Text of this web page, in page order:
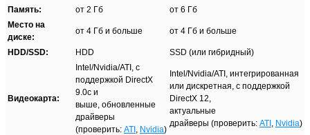
Память: от 2 Гб
от 6 Гб
Место на
диске:
от 4 Гб и больше от 4 Гб и больше
HDD/SSD: HDD SSD (или гибридный)
Видеокарта:
Intel/Nvidia/ATI, с
поддержкой DirectX
9.0c и
выше, обновленные
драйверы
(проверить: ATI, Nvidia)
Intel/Nvidia/ATI, интегрированная
или дискретная, с поддержкой
DirectX 12,
актуальные
драйверы (проверить: ATI, Nvidia)